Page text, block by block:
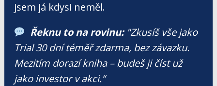
jsem já kdysi neměl.
Řeknu to na rovinu:"Zkusíš vše jako
Trial 30 dní téměř zdarma, bez závazku.
Mezitím dorazí kniha – budeš ji číst už
jako investor v akci.“